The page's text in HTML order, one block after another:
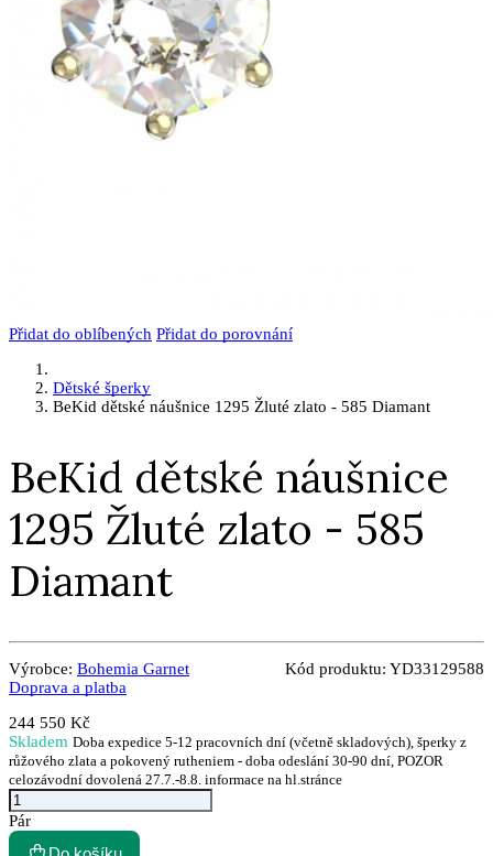
Přidat do oblíbených Přidat do porovnání
Dětské šperky
BeKid dětské náušnice 1295 Žluté zlato - 585 Diamant
BeKid dětské náušnice
1295 Žluté zlato - 585
Diamant
Výrobce: Bohemia Garnet Kód produktu: YD33129588
Doprava a platba
244 550 Kč
Skladem Doba expedice 5-12 pracovních dní (včetně skladových), šperky z
růžového zlata a pokovený rutheniem - doba odeslání 30-90 dní, POZOR
celozávodní dovolená 27.7.-8.8. informace na hl.stránce
Pár